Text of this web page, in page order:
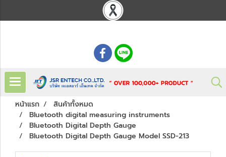
หน้าแรก
สินค้าทั้งหมด
Bluetooth digital measuring instruments
Bluetooth Digital Depth Gauge
Bluetooth Digital Depth Gauge Model SSD-213